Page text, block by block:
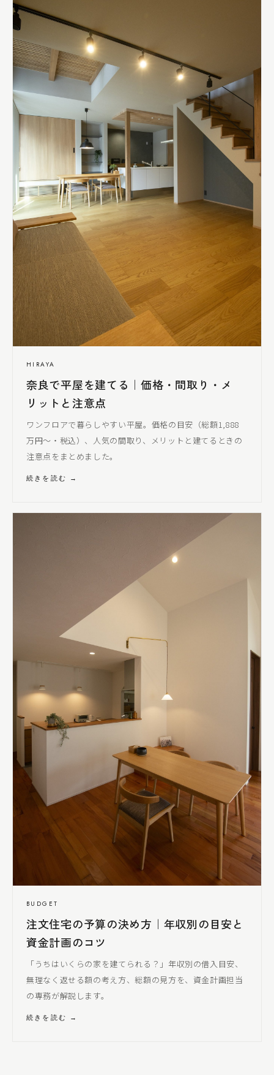
HIRAYA
奈良で平屋を建てる｜価格・間取り・メ
リットと注意点
ワンフロアで暮らしやすい平屋。価格の目安（総額1,888
万円〜・税込）、人気の間取り、メリットと建てるときの
注意点をまとめました。
続きを読む →
BUDGET
注文住宅の予算の決め方｜年収別の目安と
資金計画のコツ
「うちはいくらの家を建てられる？」年収別の借入目安、
無理なく返せる額の考え方、総額の見方を、資金計画担当
の専務が解説します。
続きを読む →